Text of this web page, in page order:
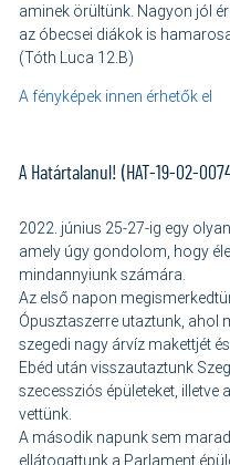
aminek örültünk. Nagyon jól
az óbecsei diákok is
(Tóth Luca 12.B)
A fényképek innen érhetők el
A Határtalanul! (HAT-19-02-
2022. június 25-27-ig egy
amely úgy gondolom, hogy
mindannyiunk számára.
Az első napon
Ópusztaszerre utaztunk, ahol
szegedi nagy árvíz makettjét
Ebéd után visszautaztunk
szecessziós épületeket, illetve
vettünk.
A második napunk sem
ellátogattunk a Parlament